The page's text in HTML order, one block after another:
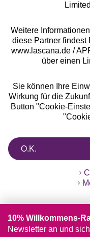
Weitere
diese Partner findest
www.lascana.de /
über einen
Sie können Ihre
Wirkung für die
Button "Cookie-
O.K.
10% Willkommens-
Newsletter an und